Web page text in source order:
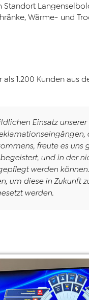
Standort
Wärme- und
1.200 Kunden aus
Einsatz unserer
freute es uns
und in der
werden
um diese in Zukunft
werden.